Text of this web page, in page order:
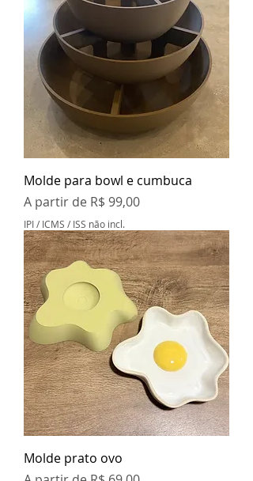
Molde para bowl e cumbuca
A partir de R$ 99,00
Preço promocional
IPI / ICMS / ISS não incl.
Molde prato ovo